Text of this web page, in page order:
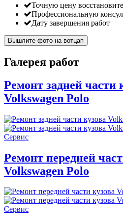
Точную цену
Профессиональную
Дату завершения работ
Вышлите фото на вотцап
Галерея работ
Ремонт задней части
Volkswagen Polo
Ремонт передней
Volkswagen Polo